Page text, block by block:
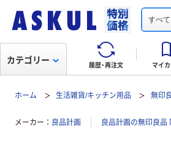
すべて
履歴・再注文 マイ
カテゴリー
ホーム 生活雑貨/キッチン用品 無印
メーカー 良品計画 良品計画の無印良品